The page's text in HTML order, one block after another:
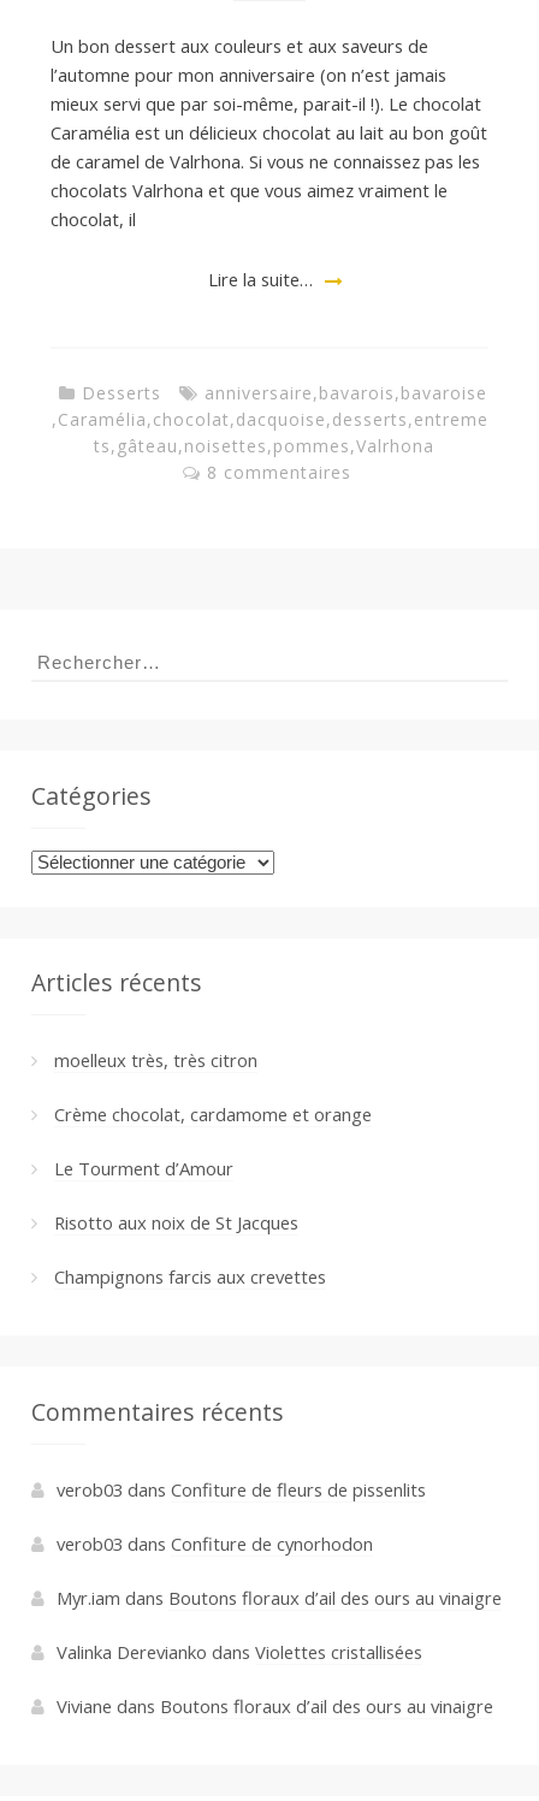
Un bon dessert aux couleurs et aux saveurs de
l’automne pour mon anniversaire (on n’est jamais
mieux servi que par soi-même, parait-il !). Le chocolat
Caramélia est un délicieux chocolat au lait au bon goût
de caramel de Valrhona. Si vous ne connaissez pas les
chocolats Valrhona et que vous aimez vraiment le
chocolat, il
Lire la suite…
Desserts anniversaire,bavarois,bavaroise
,Caramélia,chocolat,dacquoise,desserts,entreme
ts, gâteau,noisettes,pommes,Valrhona
8 commentaires
Rechercher :
Catégories
Catégories
Articles récents
moelleux très, très citron
Crème chocolat, cardamome et orange
Le Tourment d’Amour
Risotto aux noix de St Jacques
Champignons farcis aux crevettes
Commentaires récents
verob03 dans Confiture de fleurs de pissenlits
verob03 dans Confiture de cynorhodon
Myr.iam dans Boutons floraux d’ail des ours au vinaigre
Valinka Derevianko dans Violettes cristallisées
Viviane dans Boutons floraux d’ail des ours au vinaigre